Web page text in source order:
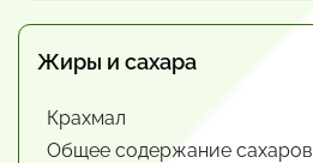
Жиры и сахара
Крахмал
Общее содержание сахаров